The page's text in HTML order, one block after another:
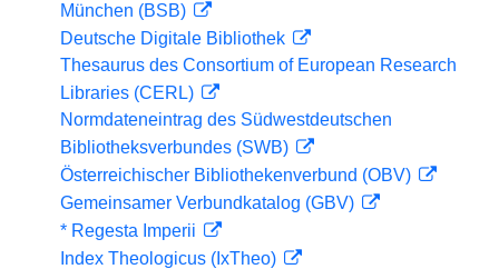
München (BSB)
Deutsche Digitale Bibliothek
Thesaurus des Consortium of European Research
Libraries (CERL)
Normdateneintrag des Südwestdeutschen
Bibliotheksverbundes (SWB)
Österreichischer Bibliothekenverbund (OBV)
Gemeinsamer Verbundkatalog (GBV)
* Regesta Imperii
Index Theologicus (IxTheo)